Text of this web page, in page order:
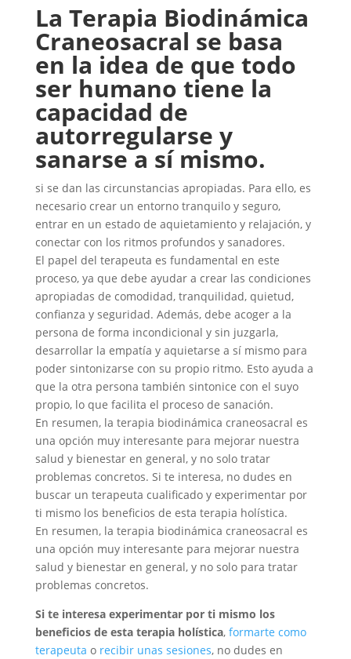
La Terapia Biodinámica
Craneosacral se basa
en la idea de que todo
ser humano tiene la
capacidad de
autorregularse y
sanarse a sí mismo.
si se dan las circunstancias apropiadas. Para ello, es
necesario crear un entorno tranquilo y seguro,
entrar en un estado de aquietamiento y relajación, y
conectar con los ritmos profundos y sanadores.
El papel del terapeuta es fundamental en este
proceso, ya que debe ayudar a crear las condiciones
apropiadas de comodidad, tranquilidad, quietud,
confianza y seguridad. Además, debe acoger a la
persona de forma incondicional y sin juzgarla,
desarrollar la empatía y aquietarse a sí mismo para
poder sintonizarse con su propio ritmo. Esto ayuda a
que la otra persona también sintonice con el suyo
propio, lo que facilita el proceso de sanación.
En resumen, la terapia biodinámica craneosacral es
una opción muy interesante para mejorar nuestra
salud y bienestar en general, y no solo tratar
problemas concretos. Si te interesa, no dudes en
buscar un terapeuta cualificado y experimentar por
ti mismo los beneficios de esta terapia holística.
En resumen, la terapia biodinámica craneosacral es
una opción muy interesante para mejorar nuestra
salud y bienestar en general, y no solo para tratar
problemas concretos.
Si te interesa experimentar por ti mismo los
beneficios de esta terapia holística, formarte como
terapeuta o recibir unas sesiones, no dudes en